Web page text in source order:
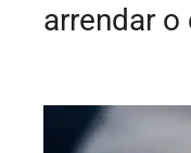
arrendar